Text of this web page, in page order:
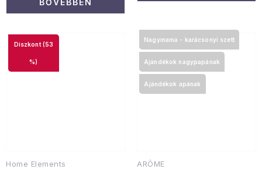
BŐVEBBEN
Home Elements
(53
%)
ARÔME
Nagymama - karácsonyi szett
Ajándékok nagypapának
Ajándékok apának